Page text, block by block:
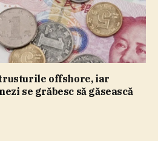
offshore, iar
se grăbesc să găsească